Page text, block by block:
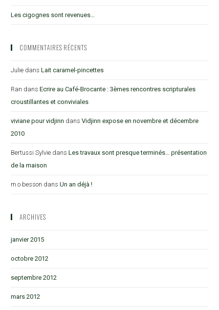
Les cigognes sont revenues…
COMMENTAIRES RÉCENTS
Julie dansLait caramel-pincettes
Ran dansEcrire au Café-Brocante : 3èmes rencontres scripturales
croustillantes et conviviales
viviane pour vidjinn dansVidjinn expose en novembre et décembre
2010
Bertussi Sylvie dansLes travaux sont presque terminés… présentation
de la maison
m o besson dansUn an déjà !
ARCHIVES
janvier 2015
octobre 2012
septembre 2012
mars 2012